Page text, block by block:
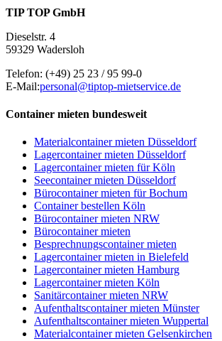
TIP TOP GmbH
Dieselstr. 4
59329 Wadersloh
Telefon: (+49) 25 23 / 95 99-0
E-Mail:personal@tiptop-mietservice.de
Container mieten bundesweit
Materialcontainer mieten Düsseldorf
Lagercontainer mieten Düsseldorf
Lagercontainer mieten für Köln
Seecontainer mieten Düsseldorf
Bürocontainer mieten für Bochum
Container bestellen Köln
Bürocontainer mieten NRW
Bürocontainer mieten
Besprechnungscontainer mieten
Lagercontainer mieten in Bielefeld
Lagercontainer mieten Hamburg
Lagercontainer mieten Köln
Sanitärcontainer mieten NRW
Aufenthaltscontainer mieten Münster
Aufenthaltscontainer mieten Wuppertal
Materialcontainer mieten Gelsenkirchen